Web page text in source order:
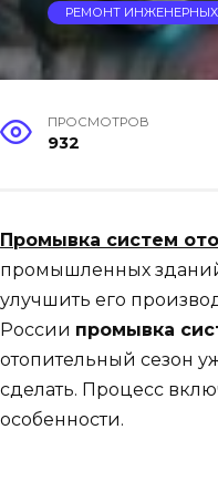
РЕМОНТ
ПРОСМОТРОВ
932
Промывка систем
промышленных
улучшить его
России промывка
отопительный сезон
сделать. Процесс
особенности.